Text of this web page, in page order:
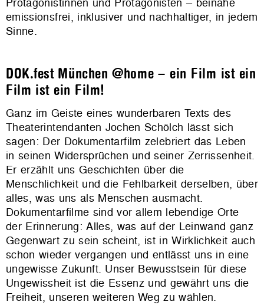
emissionsfrei, inklusiver und nachhaltiger, in jedem
Sinne.
DOK.fest München @home– ein Film ist ein
Film ist ein Film!
Ganz im Geiste eines wunderbaren Texts des
Theaterintendanten Jochen Schölch lässt sich
sagen: Der Dokumentarfilm zelebriert das Leben
in seinen Widersprüchen und seiner Zerrissenheit.
Er erzählt uns Geschichten über die
Menschlichkeit und die Fehlbarkeit derselben, über
alles, was uns als Menschen ausmacht.
Dokumentarfilme sind vor allem lebendige Orte
der Erinnerung: Alles, was auf der Leinwand ganz
Gegenwart zu sein scheint, ist in Wirklichkeit auch
schon wieder vergangen und entlässt uns in eine
ungewisse Zukunft. Unser Bewusstsein für diese
Ungewissheit ist die Essenz und gewährt uns die
Freiheit, unseren weiteren Weg zu wählen.